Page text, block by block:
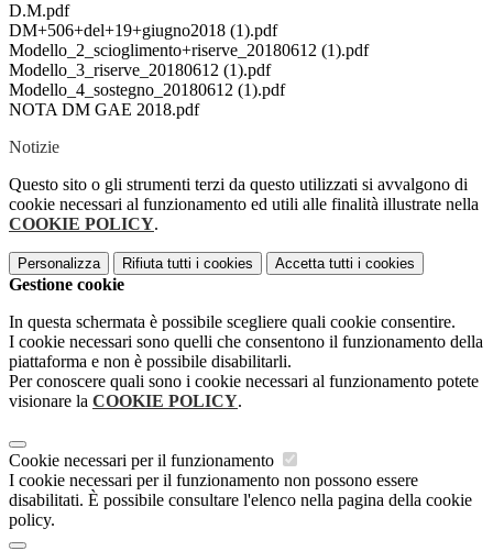
D.M.pdf
DM+506+del+19+giugno2018 (1).pdf
Modello_2_scioglimento+riserve_20180612 (1).pdf
Modello_3_riserve_20180612 (1).pdf
Modello_4_sostegno_20180612 (1).pdf
NOTA DM GAE 2018.pdf
Notizie
Questo sito o gli strumenti terzi da questo utilizzati si avvalgono di
cookie necessari al funzionamento ed utili alle finalità illustrate nella
COOKIE POLICY.
Personalizza Rifiuta tutti i cookies Accetta tutti i cookies
Gestione cookie
In questa schermata è possibile scegliere quali cookie consentire.
I cookie necessari sono quelli che consentono il funzionamento della
piattaforma e non è possibile disabilitarli.
Per conoscere quali sono i cookie necessari al funzionamento potete
visionare la COOKIE POLICY.
Cookie necessari per il funzionamento
I cookie necessari per il funzionamento non possono essere
disabilitati. È possibile consultare l'elenco nella pagina della cookie
policy.